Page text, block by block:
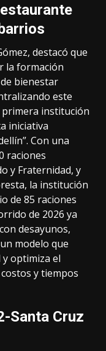
destacó que
la formación
bienestar
este
institución
iniciativa
Con una
raciones
y Fraternidad, y
la institución
de 85 raciones
de 2026 ya
desayunos,
modelo que
optimiza el
y tiempos
Santa Cruz